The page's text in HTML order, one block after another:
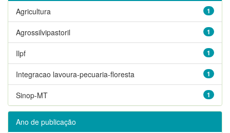
1
Agricultura
1
Agrossilvipastoril
1
Ilpf
1
Integracao lavoura-pecuaria-floresta
1
Sinop-MT
Ano de publicação